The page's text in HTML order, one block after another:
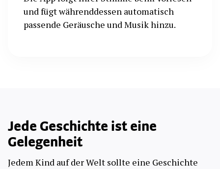
und fügt währenddessen automatisch
passende Geräusche und Musik hinzu.
Jede Geschichte ist eine
Gelegenheit
Jedem Kind auf der Welt sollte eine Geschichte